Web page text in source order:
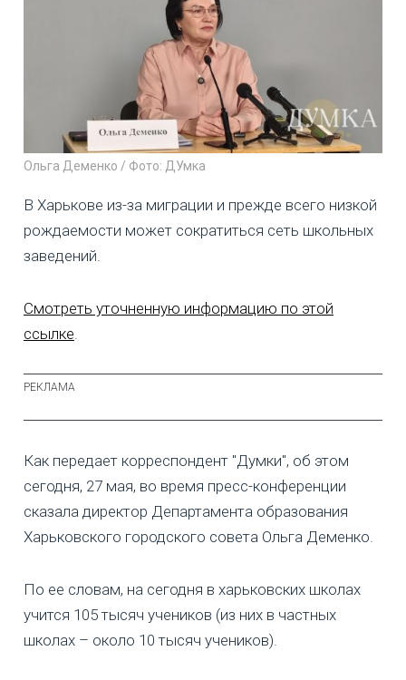
Ольга Деменко / Фото: ДУмка
В Харькове из-за миграции и прежде всего низкой
рождаемости может сократиться сеть школьных
заведений.
Смотреть уточненную информацию по этой
ссылке
Как передает корреспондент "Думки", об этом
сегодня, 27 мая, во время пресс-конференции
сказала директор Департамента образования
Харьковского городского совета Ольга Деменко.
По ее словам, на сегодня в харьковских школах
учится 105 тысяч учеников (из них в частных
школах – около 10 тысяч учеников).